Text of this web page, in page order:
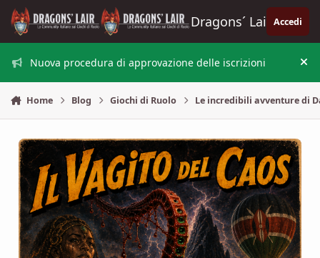
Vai al contenuto
Dragons´ Lair Accedi
Nuova procedura di approvazione delle iscrizioni
Home Blog Giochi di Ruolo Le incredibili avventure di